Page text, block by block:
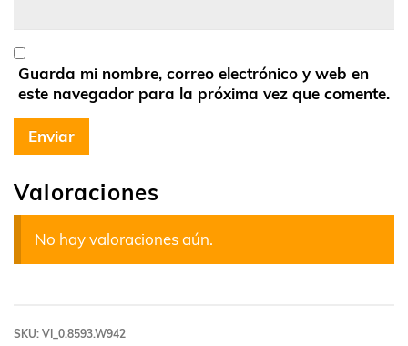
Valoraciones
No hay valoraciones aún.
Guarda mi nombre, correo electrónico y web en
este navegador para la próxima vez que comente.
SKU: VI_0.8593.W942